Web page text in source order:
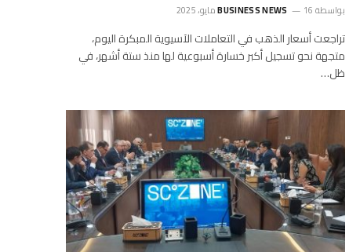
بواسطة BUSINESS NEWS 16 مايو، 2025
تراجعت أسعار الذهب في التعاملات الآسيوية المبكرة اليوم،
متجهة نحو تسجيل أكبر خسارة أسبوعية لها منذ ستة أشهر، في
ظل…